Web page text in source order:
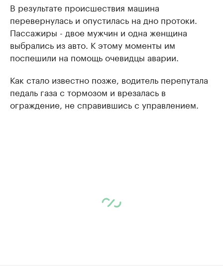
В результате происшествия машина
перевернулась и опустилась на дно протоки.
Пассажиры - двое мужчин и одна женщина
выбрались из авто. К этому моменты им
поспешили на помощь очевидцы аварии.
Как стало известно позже, водитель перепутала
педаль газа с тормозом и врезалась в
ограждение, не справившись с управлением.